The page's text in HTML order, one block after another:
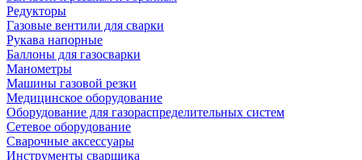
Редукторы
Газовые вентили для сварки
Рукава напорные
Баллоны для газосварки
Манометры
Машины газовой резки
Медицинское оборудование
Оборудование для газораспределительных систем
Сетевое оборудование
Сварочные аксессуары
Инструменты сварщика